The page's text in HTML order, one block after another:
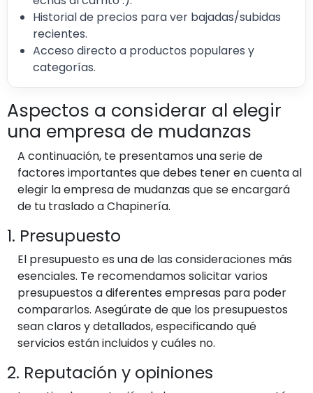
Historial de precios para ver bajadas/subidas
recientes.
Acceso directo a productos populares y
categorías.
Aspectos a considerar al elegir
una empresa de mudanzas
A continuación, te presentamos una serie de
factores importantes que debes tener en cuenta al
elegir la empresa de mudanzas que se encargará
de tu traslado a Chapinería.
1. Presupuesto
El presupuesto es una de las consideraciones más
esenciales. Te recomendamos solicitar varios
presupuestos a diferentes empresas para poder
compararlos. Asegúrate de que los presupuestos
sean claros y detallados, especificando qué
servicios están incluidos y cuáles no.
2. Reputación y opiniones